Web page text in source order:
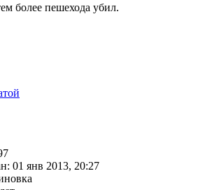
более пешехода убил.
01 янв 2013, 20:27